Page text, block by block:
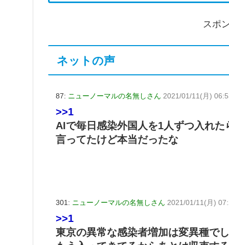
スポ
ネットの声
87: ニューノーマルの名無しさん 2021/01/11(月)
>>1
AIで毎日感染外国人を1人ずつ入れ
言ってたけど本当だったな
301: ニューノーマルの名無しさん 2021/01/11(月)
>>1
東京の異常な感染者増加は変異種で